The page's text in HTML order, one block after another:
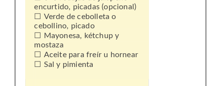
encurtido, picadas (opcional)
Verde de cebolleta o
cebollino, picado
Mayonesa, kétchup y
mostaza
Aceite para freír u hornear
Sal y pimienta